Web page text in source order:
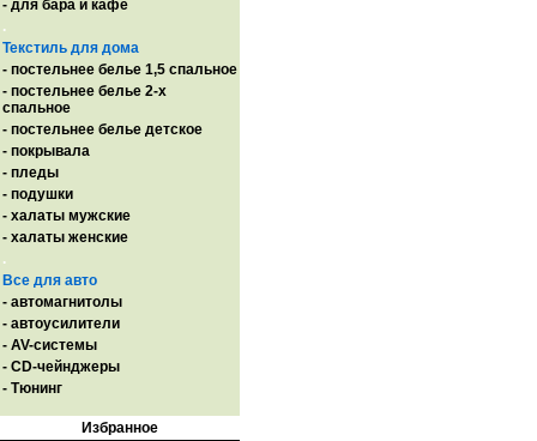
- для бара и кафе
.
Текстиль для дома
- постельнее белье 1,5 спальное
- постельнее белье 2-х
спальное
- постельнее белье детское
- покрывала
- пледы
- подушки
- халаты мужские
- халаты женские
.
Все для авто
- автомагнитолы
- автоусилители
- AV-системы
- CD-чейнджеры
- Тюнинг
Избранное